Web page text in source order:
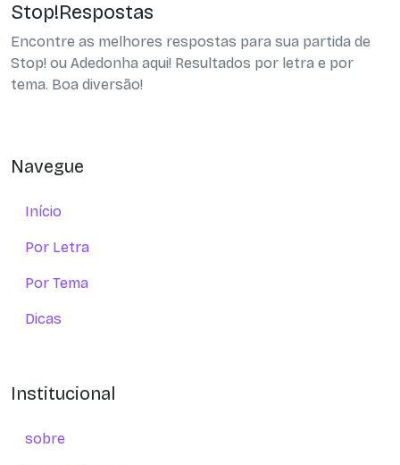
Stop!Respostas
Encontre as melhores respostas para sua partida de
Stop! ou Adedonha aqui! Resultados por letra e por
tema. Boa diversão!
Navegue
Início
Por Letra
Por Tema
Dicas
Institucional
sobre